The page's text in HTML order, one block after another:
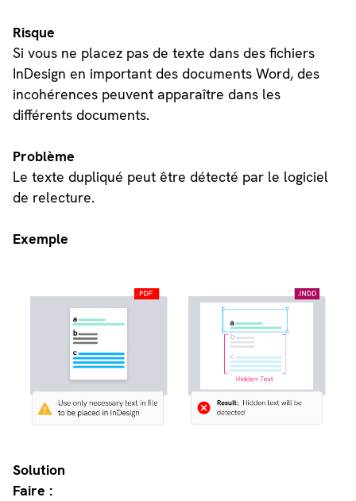
Risque
Si vous ne placez pas de texte dans des fichiers
InDesign en important des documents Word, des
incohérences peuvent apparaître dans les
différents documents.
Problème
Le texte dupliqué peut être détecté par le logiciel
de relecture.
Exemple
Solution
Faire :